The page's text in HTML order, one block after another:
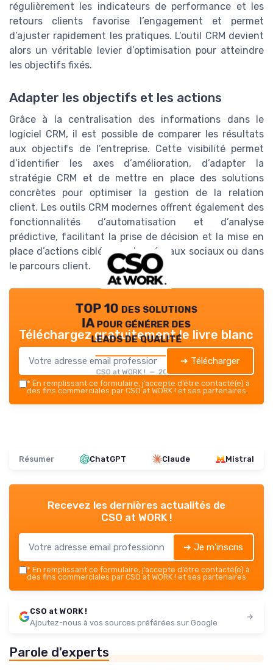
régulièrement les indicateurs de performance et les
retours clients favorise l’engagement et permet
d’ajuster rapidement les pratiques. L’outil CRM devient
alors un véritable levier d’optimisation pour atteindre
les objectifs fixés.
Adapter les objectifs et les actions
Grâce à la centralisation des informations dans le
logiciel CRM, il est possible de comparer les résultats
aux objectifs de l’entreprise. Cette visibilité permet
d’identifier les axes d’amélioration, d’adapter la
stratégie CRM et de mettre en place des solutions
concrètes pour optimiser la gestion de la relation
client. Les outils CRM modernes offrent également des
fonctionnalités d’automatisation et d’analyse
prédictive, facilitant la prise de décision et la mise en
place d’actions ciblées sur les réseaux sociaux ou dans
le parcours client.
TOP 10 des solutions
IA pour générer des
leads de qualité
CSO at WORK ! — 2026
Téléchargez gratuitement le livre blanc
➔ Télécharger
* En remplissant ce formulaire, j’accepte d’être contacté(e) à
des fins commerciales par CSO at WORK ! et ses partenaires.
Résumer ChatGPT Claude Mistral
Recevez les dernières actualités de
CSO at WORK !
➔ Je m'inscris
* En remplissant ce formulaire, j’accepte d’être contacté(e) à
des fins commerciales par CSO at WORK ! et ses partenaires.
CSO at WORK !
Ajoutez-nous à vos sources préférées sur Google
Parole d'experts